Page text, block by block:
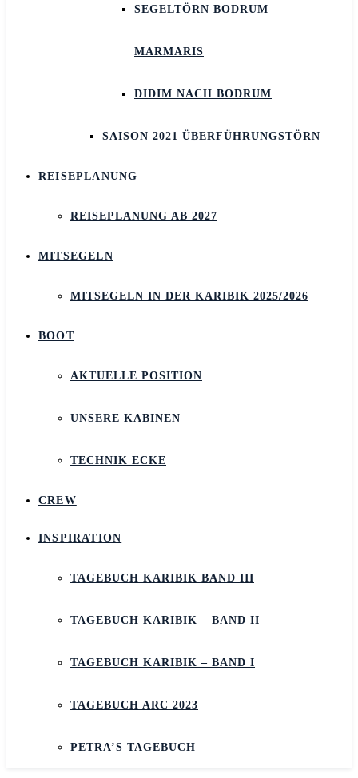
SEGELTÖRN BODRUM –
MARMARIS
DIDIM NACH BODRUM
SAISON 2021 ÜBERFÜHRUNGSTÖRN
REISEPLANUNG
REISEPLANUNG AB 2027
MITSEGELN
MITSEGELN IN DER KARIBIK 2025/2026
BOOT
AKTUELLE POSITION
UNSERE KABINEN
TECHNIK ECKE
CREW
INSPIRATION
TAGEBUCH KARIBIK BAND III
TAGEBUCH KARIBIK – BAND II
TAGEBUCH KARIBIK – BAND I
TAGEBUCH ARC 2023
PETRA’S TAGEBUCH